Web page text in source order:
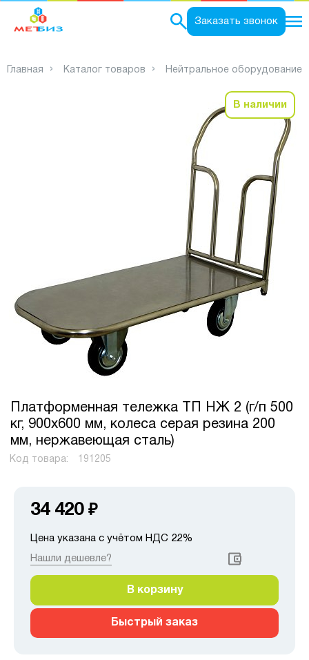
Заказать звонок
Главная Каталог товаров Нейтральное оборудование
В наличии
Платформенная тележка ТП НЖ 2 (г/п 500
кг, 900x600 мм, колеса серая резина 200
мм, нержавеющая сталь)
Код товара: 191205
34 420 ₽
Цена указана с учётом НДС 22%
Нашли дешевле?
В корзину
Быстрый заказ